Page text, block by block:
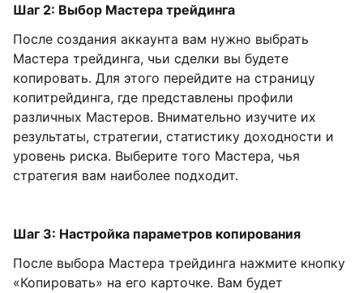
Шаг 2: Выбор Мастера трейдинга
После создания аккаунта вам нужно выбрать
Мастера трейдинга, чьи сделки вы будете
копировать. Для этого перейдите на страницу
копитрейдинга, где представлены профили
различных Мастеров. Внимательно изучите их
результаты, стратегии, статистику доходности и
уровень риска. Выберите того Мастера, чья
стратегия вам наиболее подходит.
Шаг 3: Настройка параметров копирования
После выбора Мастера трейдинга нажмите кнопку
«Копировать» на его карточке. Вам будет